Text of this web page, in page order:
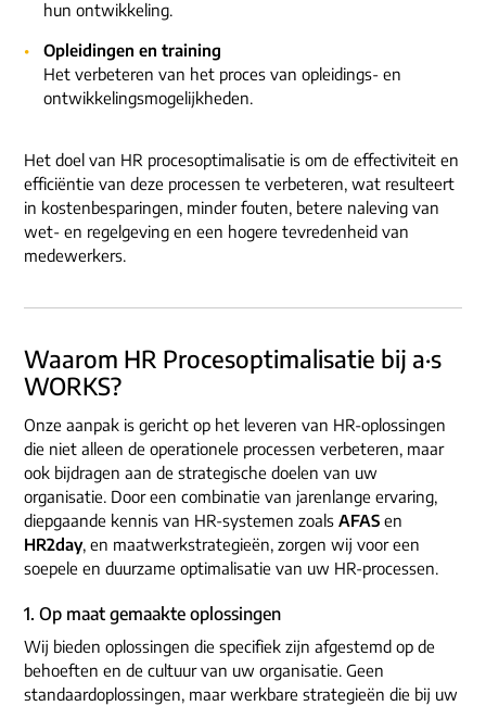
hun ontwikkeling.
Opleidingen en training
Het verbeteren van het proces van opleidings- en
ontwikkelingsmogelijkheden.
Het doel van HR procesoptimalisatie is om de effectiviteit en
efficiëntie van deze processen te verbeteren, wat resulteert
in kostenbesparingen, minder fouten, betere naleving van
wet- en regelgeving en een hogere tevredenheid van
medewerkers.
Waarom HR Procesoptimalisatie bij a·s
WORKS?
Onze aanpak is gericht op het leveren van HR-oplossingen
die niet alleen de operationele processen verbeteren, maar
ook bijdragen aan de strategische doelen van uw
organisatie. Door een combinatie van jarenlange ervaring,
diepgaande kennis van HR-systemen zoals AFAS en
HR2day, en maatwerkstrategieën, zorgen wij voor een
soepele en duurzame optimalisatie van uw HR-processen.
1. Op maat gemaakte oplossingen
Wij bieden oplossingen die specifiek zijn afgestemd op de
behoeften en de cultuur van uw organisatie. Geen
standaardoplossingen, maar werkbare strategieën die bij uw